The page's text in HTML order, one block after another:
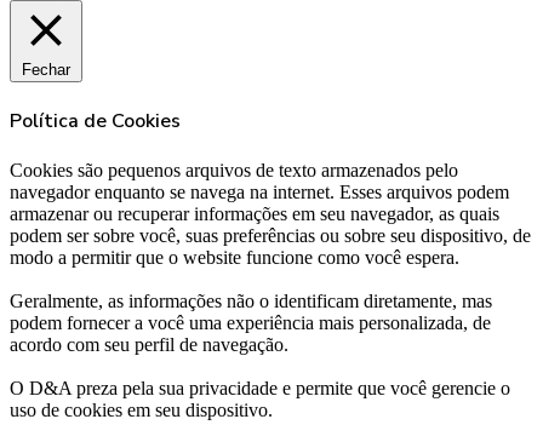
Fechar
Política de Cookies
Cookies são pequenos arquivos de texto armazenados pelo
navegador enquanto se navega na internet. Esses arquivos podem
armazenar ou recuperar informações em seu navegador, as quais
podem ser sobre você, suas preferências ou sobre seu dispositivo, de
modo a permitir que o website funcione como você espera.
Geralmente, as informações não o identificam diretamente, mas
podem fornecer a você uma experiência mais personalizada, de
acordo com seu perfil de navegação.
O D&A preza pela sua privacidade e permite que você gerencie o
uso de cookies em seu dispositivo.